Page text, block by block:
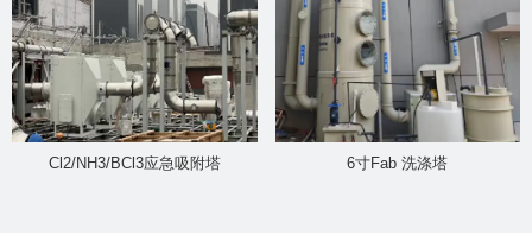
Cl2/NH3/BCl3应急吸附塔 6寸Fab 洗涤塔